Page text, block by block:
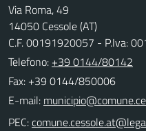
Via Roma, 49
14050 Cessole (AT)
C.F. 00191920057 - P.Iva:
Telefono: +39 0144/80142
Fax: +39 0144/850006
E-mail:
PEC: